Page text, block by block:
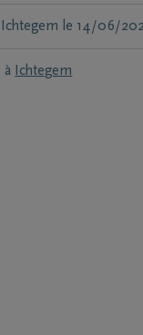
Ichtegem le 14/06/
à Ichtegem